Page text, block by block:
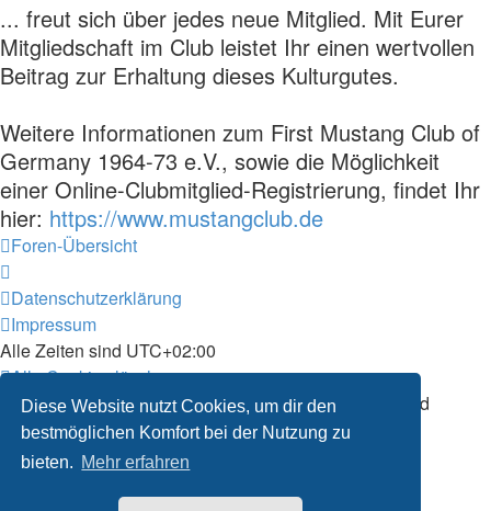
Diese Website nutzt Cookies, um dir den
bestmöglichen Komfort bei der Nutzung zu
bieten. Mehr erfahren
... freut sich über jedes neue Mitglied. Mit Eurer
Mitgliedschaft im Club leistet Ihr einen wertvollen
Beitrag zur Erhaltung dieses Kulturgutes.
Weitere Informationen zum First Mustang Club of
Germany 1964-73 e.V., sowie die Möglichkeit
einer Online-Clubmitglied-Registrierung, findet Ihr
hier: https://www.mustangclub.de
Foren-Übersicht
Datenschutzerklärung
Impressum
Alle Zeiten sind UTC+02:00
Alle Cookies löschen
Powered byphpBB® Forum Software © phpBB Limited
Deutsche Übersetzung durch phpBB.de
Datenschutz|Nutzungsbedingungen